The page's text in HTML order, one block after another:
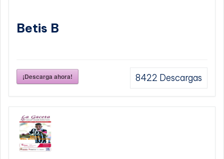
Betis B
¡Descarga ahora! 8422 Descargas